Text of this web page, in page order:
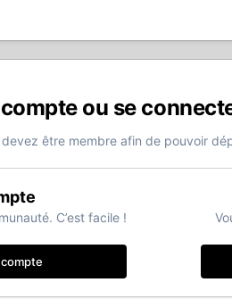
ou se
devez être membre afin de pouvoir
C’est facile !